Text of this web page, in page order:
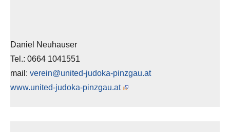
Daniel Neuhauser
Tel.: 0664 1041551
mail: verein@united-judoka-pinzgau.at
www.united-judoka-pinzgau.at